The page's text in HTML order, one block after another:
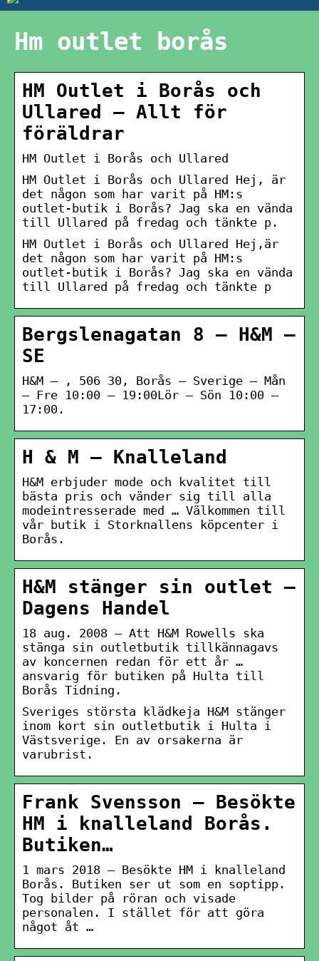
Hm outlet borås
HM Outlet i Borås och
Ullared – Allt för
föräldrar
HM Outlet i Borås och Ullared
HM Outlet i Borås och Ullared Hej, är
det någon som har varit på HM:s
outlet-butik i Borås? Jag ska en vända
till Ullared på fredag och tänkte p.
HM Outlet i Borås och Ullared Hej,är
det någon som har varit på HM:s
outlet-butik i Borås? Jag ska en vända
till Ullared på fredag och tänkte p
Bergslenagatan 8 – H&M –
SE
H&M – , 506 30, Borås – Sverige – Mån
– Fre 10:00 – 19:00Lör – Sön 10:00 –
17:00.
H & M – Knalleland
H&M erbjuder mode och kvalitet till
bästa pris och vänder sig till alla
modeintresserade med … Välkommen till
vår butik i Storknallens köpcenter i
Borås.
H&M stänger sin outlet –
Dagens Handel
18 aug. 2008 — Att H&M Rowells ska
stänga sin outletbutik tillkännagavs
av koncernen redan för ett år …
ansvarig för butiken på Hulta till
Borås Tidning.
Sveriges största klädkeja H&M stänger
inom kort sin outletbutik i Hulta i
Västsverige. En av orsakerna är
varubrist.
Frank Svensson – Besökte
HM i knalleland Borås.
Butiken…
1 mars 2018 — Besökte HM i knalleland
Borås. Butiken ser ut som en soptipp.
Tog bilder på röran och visade
personalen. I stället för att göra
något åt …